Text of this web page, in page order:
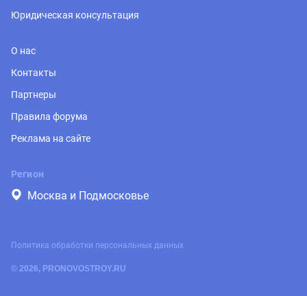
Юридическая консультация
О нас
Контакты
Партнеры
Правила форума
Реклама на сайте
Регион
Москва и Подмосковье
© 2026, PRONOVOSTROY.RU
Политика обработки персональных данных